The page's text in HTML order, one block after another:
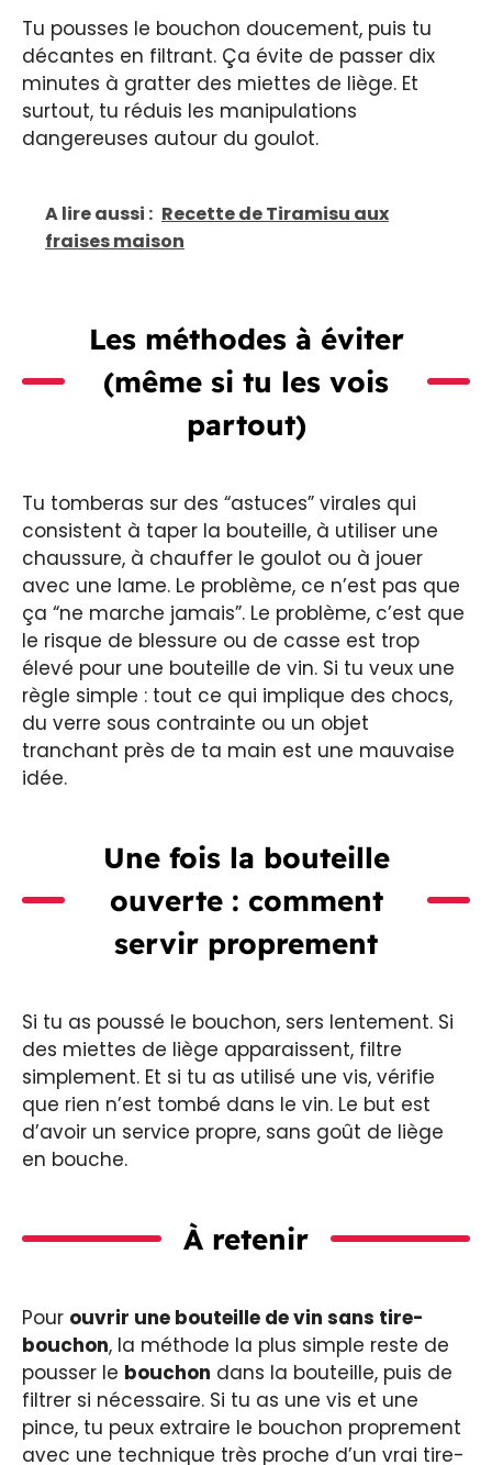
Tu pousses le bouchon doucement, puis tu
décantes en filtrant. Ça évite de passer dix
minutes à gratter des miettes de liège. Et
surtout, tu réduis les manipulations
dangereuses autour du goulot.
A lire aussi : Recette de Tiramisu aux
fraises maison
Les méthodes à éviter
(même si tu les vois
partout)
Tu tomberas sur des “astuces” virales qui
consistent à taper la bouteille, à utiliser une
chaussure, à chauffer le goulot ou à jouer
avec une lame. Le problème, ce n’est pas que
ça “ne marche jamais”. Le problème, c’est que
le risque de blessure ou de casse est trop
élevé pour une bouteille de vin. Si tu veux une
règle simple : tout ce qui implique des chocs,
du verre sous contrainte ou un objet
tranchant près de ta main est une mauvaise
idée.
Une fois la bouteille
ouverte : comment
servir proprement
Si tu as poussé le bouchon, sers lentement. Si
des miettes de liège apparaissent, filtre
simplement. Et si tu as utilisé une vis, vérifie
que rien n’est tombé dans le vin. Le but est
d’avoir un service propre, sans goût de liège
en bouche.
À retenir
Pour ouvrir une bouteille de vin sans tire-
bouchon, la méthode la plus simple reste de
pousser le bouchon dans la bouteille, puis de
filtrer si nécessaire. Si tu as une vis et une
pince, tu peux extraire le bouchon proprement
avec une technique très proche d’un vrai tire-